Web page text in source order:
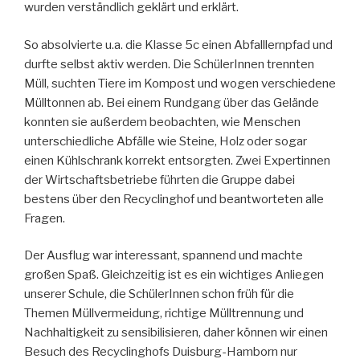
wurden verständlich geklärt und erklärt.
So absolvierte u.a. die Klasse 5c einen Abfalllernpfad und
durfte selbst aktiv werden. Die SchülerInnen trennten
Müll, suchten Tiere im Kompost und wogen verschiedene
Mülltonnen ab. Bei einem Rundgang über das Gelände
konnten sie außerdem beobachten, wie Menschen
unterschiedliche Abfälle wie Steine, Holz oder sogar
einen Kühlschrank korrekt entsorgten. Zwei Expertinnen
der Wirtschaftsbetriebe führten die Gruppe dabei
bestens über den Recyclinghof und beantworteten alle
Fragen.
Der Ausflug war interessant, spannend und machte
großen Spaß. Gleichzeitig ist es ein wichtiges Anliegen
unserer Schule, die SchülerInnen schon früh für die
Themen Müllvermeidung, richtige Mülltrennung und
Nachhaltigkeit zu sensibilisieren, daher können wir einen
Besuch des Recyclinghofs Duisburg-Hamborn nur